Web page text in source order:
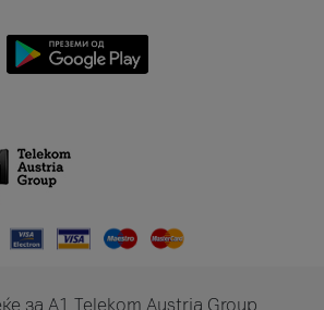
за A1 Telekom Austria Group